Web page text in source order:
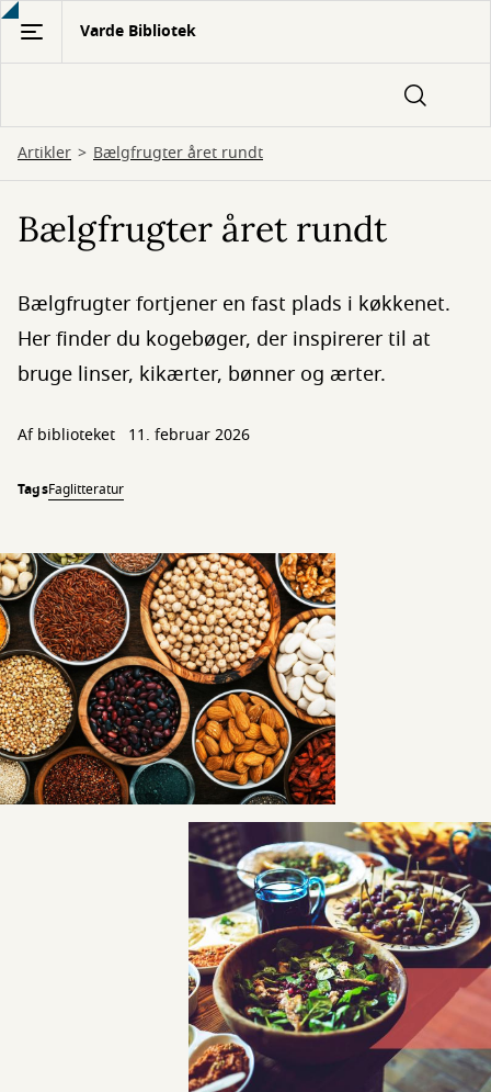
Gå
hovedindhold
Varde Bibliotek
Artikler Bælgfrugter året rundt
Bælgfrugter året rundt
Bælgfrugter fortjener en fast plads i køkkenet.
Her finder du kogebøger, der inspirerer til at
bruge linser, kikærter, bønner og ærter.
Af biblioteket 11. februar 2026
TagsFaglitteratur